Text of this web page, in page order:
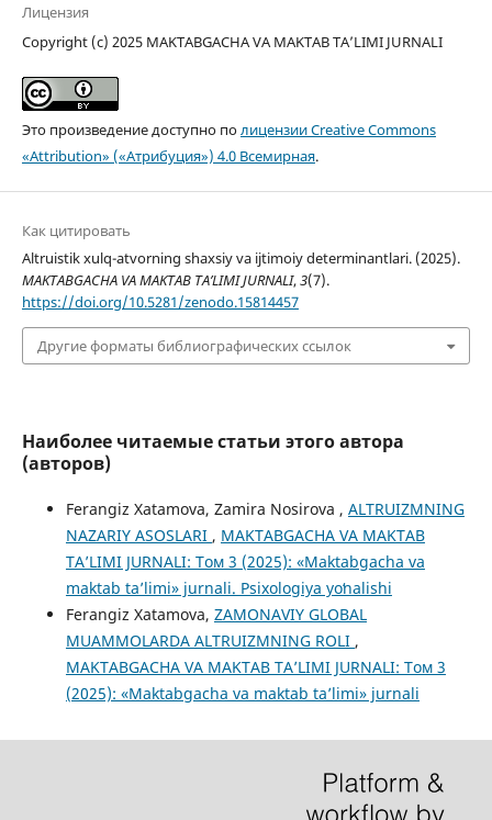
Лицензия
Copyright (c) 2025 MAKTABGACHA VA MAKTAB TA’LIMI JURNALI
Это произведение доступно по лицензии Creative Commons
«Attribution» («Атрибуция») 4.0 Всемирная.
Как цитировать
Altruistik xulq-atvorning shaxsiy va ijtimoiy determinantlari. (2025).
MAKTABGACHA VA MAKTAB TA’LIMI JURNALI,3(7).
https://doi.org/10.5281/zenodo.15814457
Другие форматы библиографических ссылок
Наиболее читаемые статьи этого автора
(авторов)
Ferangiz Xatamova, Zamira Nosirova , ALTRUIZMNING
NAZARIY ASOSLARI , MAKTABGACHA VA MAKTAB
TA’LIMI JURNALI: Том 3 (2025): «Maktabgacha va
maktab ta’limi» jurnali. Psixologiya yoʻnalishi
Ferangiz Xatamova, ZAMONAVIY GLOBAL
MUAMMOLARDA ALTRUIZMNING ROLI ,
MAKTABGACHA VA MAKTAB TA’LIMI JURNALI: Том 3
(2025): «Maktabgacha va maktab ta’limi» jurnali